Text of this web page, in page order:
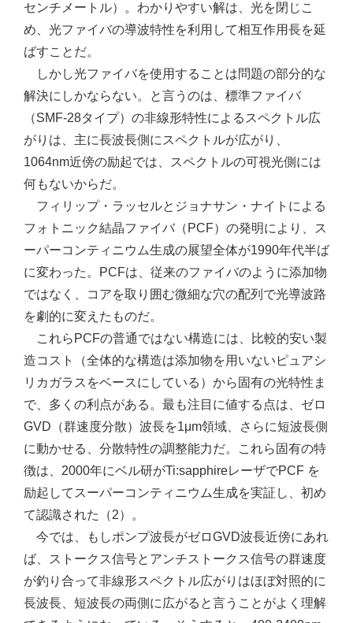
センチメートル）。わかりやすい解は、光を閉じこ
め、光ファイバの導波特性を利用して相互作用長を延
ばすことだ。
しかし光ファイバを使用することは問題の部分的な
解決にしかならない。と言うのは、標準ファイバ
（SMF-28タイプ）の非線形特性によるスペクトル広
がりは、主に長波長側にスペクトルが広がり、
1064nm近傍の励起では、スペクトルの可視光側には
何もないからだ。
フィリップ・ラッセルとジョナサン・ナイトによる
フォトニック結晶ファイバ（PCF）の発明により、ス
ーパーコンティニウム生成の展望全体が1990年代半ば
に変わった。PCFは、従来のファイバのように添加物
ではなく、コアを取り囲む微細な穴の配列で光導波路
を劇的に変えたものだ。
これらPCFの普通ではない構造には、比較的安い製
造コスト（全体的な構造は添加物を用いないピュアシ
リカガラスをベースにしている）から固有の光特性ま
で、多くの利点がある。最も注目に値する点は、ゼロ
GVD（群速度分散）波長を1μm領域、さらに短波長側
に動かせる、分散特性の調整能力だ。これら固有の特
徴は、2000年にベル研がTi:sapphireレーザでPCF を
励起してスーパーコンティニウム生成を実証し、初め
て認識された（2）。
今では、もしポンプ波長がゼロGVD波長近傍にあれ
ば、ストークス信号とアンチストークス信号の群速度
が釣り合って非線形スペクトル広がりはほぼ対照的に
長波長、短波長の両側に広がると言うことがよく理解